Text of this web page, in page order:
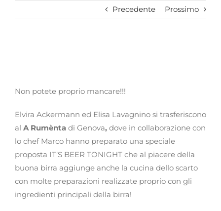
Precedente Prossimo
Non potete proprio mancare!!!
Elvira Ackermann ed Elisa Lavagnino si trasferiscono
al A Rumènta di Genova, dove in collaborazione con
lo chef Marco hanno preparato una speciale
proposta IT’S BEER TONIGHT che al piacere della
buona birra aggiunge anche la cucina dello scarto
con molte preparazioni realizzate proprio con gli
ingredienti principali della birra!